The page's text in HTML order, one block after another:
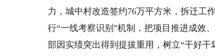
力，城中村改造签约76万平方米，拆迁工
行“一线考察识别”机制，把项目推进成效
部因实绩突出得到提拔重用，树立“干好